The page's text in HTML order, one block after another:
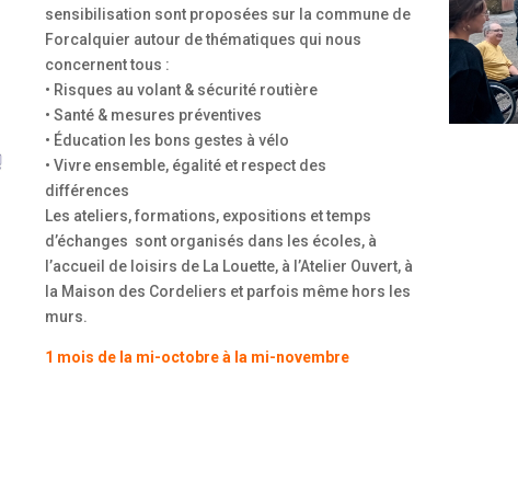
sensibilisation sont proposées sur la commune de
Forcalquier autour de thématiques qui nous
concernent tous :
• Risques au volant & sécurité routière
• Santé & mesures préventives
• Éducation les bons gestes à vélo
• Vivre ensemble, égalité et respect des
différences
Les ateliers, formations, expositions et temps
d’échanges sont organisés dans les écoles, à
l’accueil de loisirs de La Louette, à l’Atelier Ouvert, à
la Maison des Cordeliers et parfois même hors les
murs.
1 mois de la mi-octobre à la mi-novembre